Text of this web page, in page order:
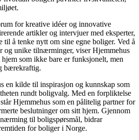
for kreative idéer og innovative
artikler og intervjuer med eksperter,
til å tenke nytt om sine egne boliger. Ved å
og unike tilnærminger, viser Hjemmehus
som ikke bare er funksjonelt, men
bærekraftig.
en kilde til inspirasjon og kunnskap som
rundt boligvalg. Med en forpliktelse
Hjemmehus som en pålitelig partner for
beslutninger om sitt hjem. Gjennom
til boligspørsmål, bidrar
for boliger i Norge.